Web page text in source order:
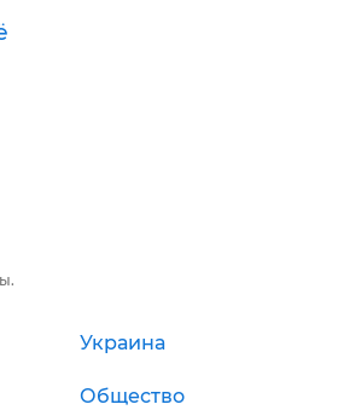
Украина
Общество